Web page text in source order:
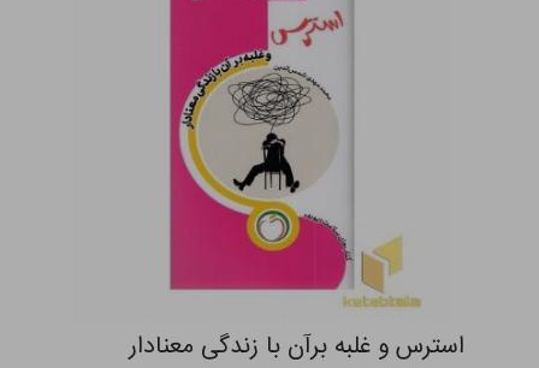
استرس و غلبه برآن با زندگی معنادار